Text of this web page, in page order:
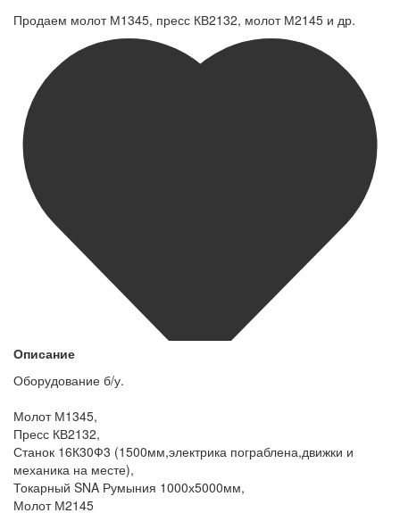
Продаем молот М1345, пресс КВ2132, молот М2145 и др.
Описание
Оборудование б/у.
Молот М1345,
Пресс КВ2132,
Станок 16К30Ф3 (1500мм,электрика пограблена,движки и
механика на месте),
Токарный SNA Румыния 1000х5000мм,
Молот М2145